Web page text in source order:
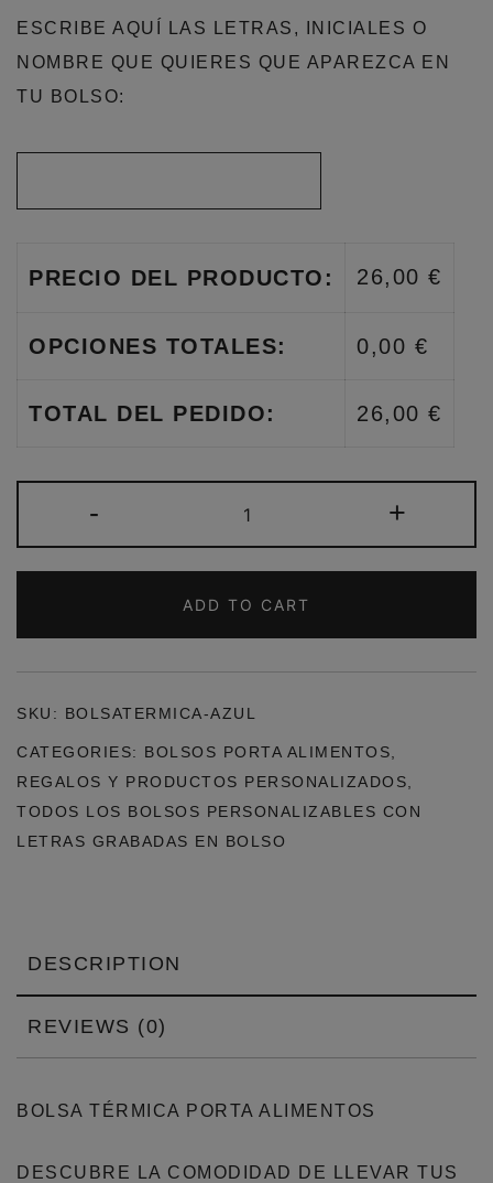
ESCRIBE AQUÍ LAS LETRAS, INICIALES O
NOMBRE QUE QUIERES QUE APAREZCA EN
TU BOLSO:
PRECIO DEL PRODUCTO: 26,00 €
OPCIONES TOTALES: 0,00 €
TOTAL DEL PEDIDO: 26,00 €
-
PORTA
ALIMENTOS
AZUL
QUANTITY
+
ADD TO CART
SKU: BOLSATERMICA-AZUL
CATEGORIES: BOLSOS PORTA ALIMENTOS
REGALOS Y PRODUCTOS PERSONALIZADOS
TODOS LOS BOLSOS PERSONALIZABLES CON
LETRAS GRABADAS EN BOLSO
DESCRIPTION
REVIEWS (0)
BOLSA TÉRMICA PORTA ALIMENTOS
DESCUBRE LA COMODIDAD DE LLEVAR TUS